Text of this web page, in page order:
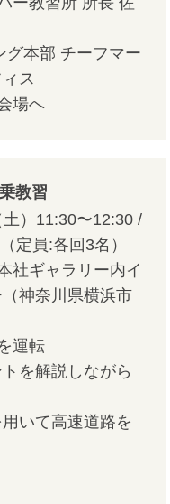
グ本部 チーフマー
ス
場へ
教習
）11:30〜12:30 /
定員:各回3名）
社ギャラリー内イ
神奈川県横浜市
運転
を解説しながら
いて高速道路を